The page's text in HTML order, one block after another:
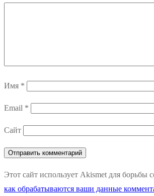
Имя *
Email *
Сайт
Этот сайт использует Akismet для борьбы
как обрабатываются ваши данные